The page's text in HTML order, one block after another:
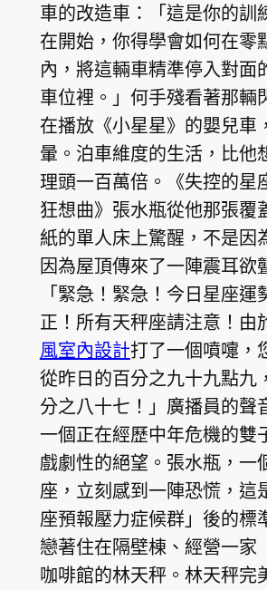
車的改造車：「這是你的訓
在開始，你得學會如何在零
內，將這輛車精準停入對面
車位裡。」何手殘看著那輛
在播放《小星星》的嬰兒車
暈。泊車維度的生活，比他
理頭一百萬倍。《失控的星
狂想曲》張水瓶從他那張覆
紙的單人床上驚醒，不是因
因為屋頂傳來了一陣震耳欲
「緊急！緊急！今日星座運
正！所有天秤座請注意！由
風室內設計打了一個噴嚏，
從昨日的百分之九十九點九
分之八十七！」廣播員的聲
一個正在經歷中年危機的雙
戲劇性的絕望。張水瓶，一
座，立刻感到一陣恐慌，這
座預報壓力症候群」後的標
戀著住在隔壁棟、經營一家
咖啡館的林天秤。林天秤完